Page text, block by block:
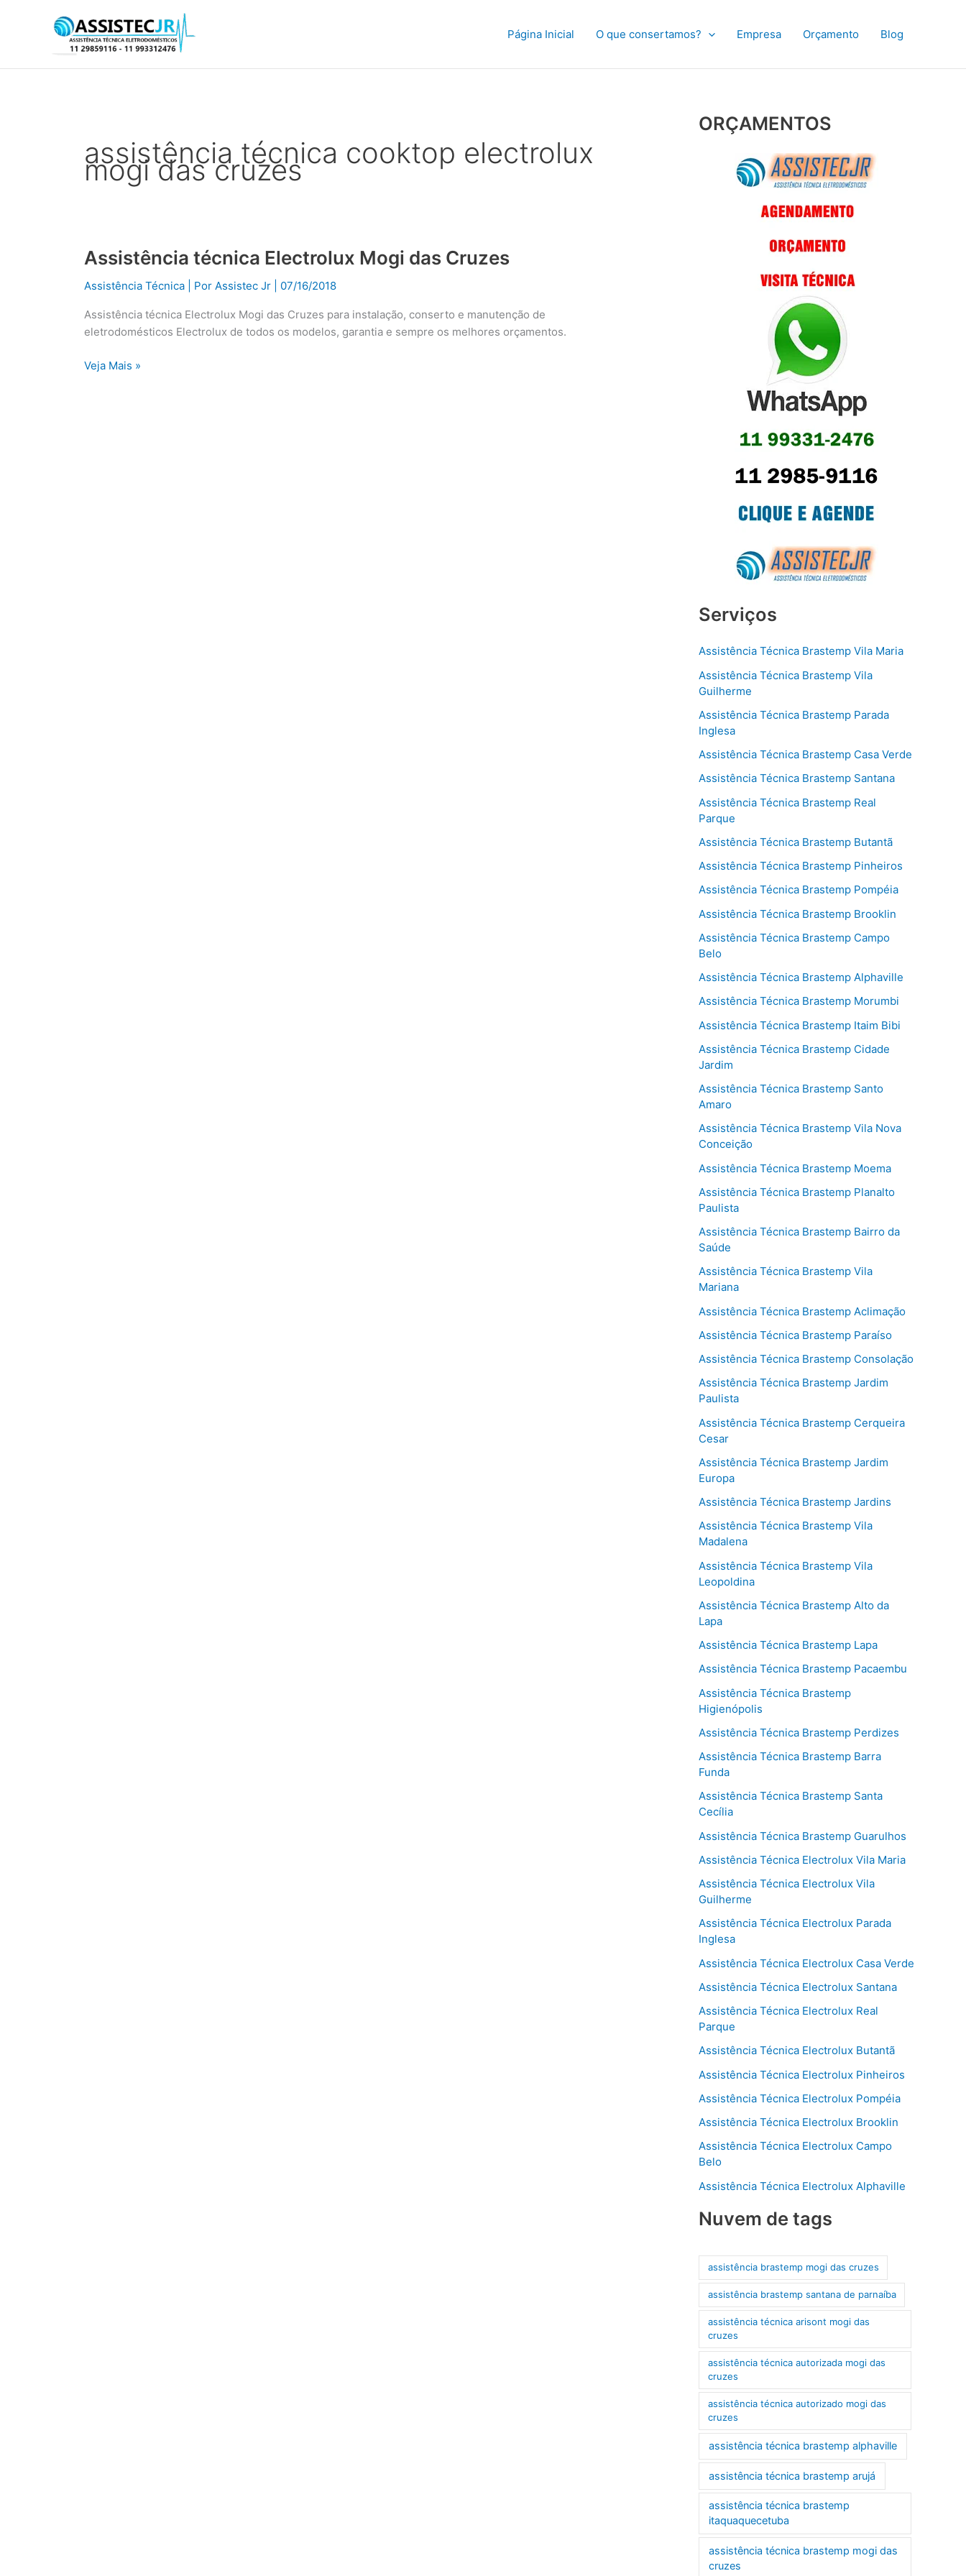
Página Inicial O que consertamos? Empresa Orçamento Blog
assistência técnica cooktop electrolux
mogi das cruzes
Assistência técnica Electrolux Mogi das Cruzes
Assistência Técnica | Por Assistec Jr 07/16/2018
Assistência técnica Electrolux Mogi das Cruzes para instalação, conserto e manutenção de
eletrodomésticos Electrolux de todos os modelos, garantia e sempre os melhores orçamentos.
Assistência
Electrolux
das
Cruzes
Veja Mais »
ORÇAMENTOS
Serviços
Assistência Técnica Brastemp Vila Maria
Assistência Técnica Brastemp Vila
Guilherme
Assistência Técnica Brastemp Parada
Inglesa
Assistência Técnica Brastemp Casa Verde
Assistência Técnica Brastemp Santana
Assistência Técnica Brastemp Real
Parque
Assistência Técnica Brastemp Butantã
Assistência Técnica Brastemp Pinheiros
Assistência Técnica Brastemp Pompéia
Assistência Técnica Brastemp Brooklin
Assistência Técnica Brastemp Campo
Belo
Assistência Técnica Brastemp Alphaville
Assistência Técnica Brastemp Morumbi
Assistência Técnica Brastemp Itaim Bibi
Assistência Técnica Brastemp Cidade
Jardim
Assistência Técnica Brastemp Santo
Amaro
Assistência Técnica Brastemp Vila Nova
Conceição
Assistência Técnica Brastemp Moema
Assistência Técnica Brastemp Planalto
Paulista
Assistência Técnica Brastemp Bairro da
Saúde
Assistência Técnica Brastemp Vila
Mariana
Assistência Técnica Brastemp Aclimação
Assistência Técnica Brastemp Paraíso
Assistência Técnica Brastemp Consolação
Assistência Técnica Brastemp Jardim
Paulista
Assistência Técnica Brastemp Cerqueira
Cesar
Assistência Técnica Brastemp Jardim
Europa
Assistência Técnica Brastemp Jardins
Assistência Técnica Brastemp Vila
Madalena
Assistência Técnica Brastemp Vila
Leopoldina
Assistência Técnica Brastemp Alto da
Lapa
Assistência Técnica Brastemp Lapa
Assistência Técnica Brastemp Pacaembu
Assistência Técnica Brastemp
Higienópolis
Assistência Técnica Brastemp Perdizes
Assistência Técnica Brastemp Barra
Funda
Assistência Técnica Brastemp Santa
Cecília
Assistência Técnica Brastemp Guarulhos
Assistência Técnica Electrolux Vila Maria
Assistência Técnica Electrolux Vila
Guilherme
Assistência Técnica Electrolux Parada
Inglesa
Assistência Técnica Electrolux Casa Verde
Assistência Técnica Electrolux Santana
Assistência Técnica Electrolux Real
Parque
Assistência Técnica Electrolux Butantã
Assistência Técnica Electrolux Pinheiros
Assistência Técnica Electrolux Pompéia
Assistência Técnica Electrolux Brooklin
Assistência Técnica Electrolux Campo
Belo
Assistência Técnica Electrolux Alphaville
Nuvem de tags
assistência brastemp mogi das cruzes
assistência brastemp santana de parnaíba
assistência técnica arisont mogi das
cruzes
assistência técnica autorizada mogi das
cruzes
assistência técnica autorizado mogi das
cruzes
assistência técnica brastemp alphaville
assistência técnica brastemp arujá
assistência técnica brastemp
itaquaquecetuba
assistência técnica brastemp mogi das
cruzes